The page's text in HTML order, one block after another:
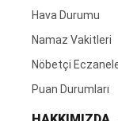
Hava Durumu
Namaz Vakitleri
Nöbetçi
Puan Durumları